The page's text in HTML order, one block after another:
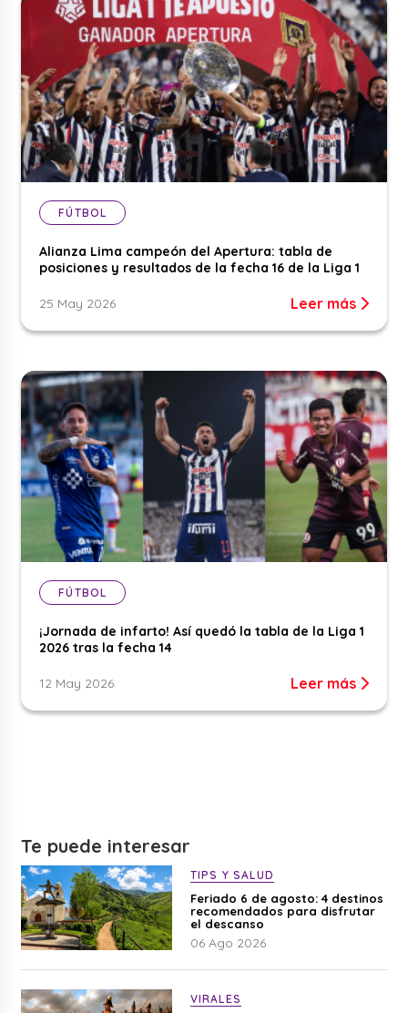
FÚTBOL
Alianza Lima campeón del Apertura: tabla de
posiciones y resultados de la fecha 16 de la Liga 1
25 May 2026 Leer más
FÚTBOL
¡Jornada de infarto! Así quedó la tabla de la Liga 1
2026 tras la fecha 14
12 May 2026 Leer más
Te puede interesar
TIPS Y SALUD
Feriado 6 de agosto: 4 destinos
recomendados para disfrutar
el descanso
06 Ago 2026
VIRALES